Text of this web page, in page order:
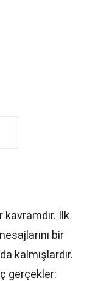
İlk
bir
kalmışlardır.
gerçekler: